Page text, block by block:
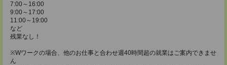
7:00～16:00
9:00～17:00
11:00～19:00
など
残業なし！
※Wワークの場合、他のお仕事と合わせ週40時間超の就業はご案内できませ
ん